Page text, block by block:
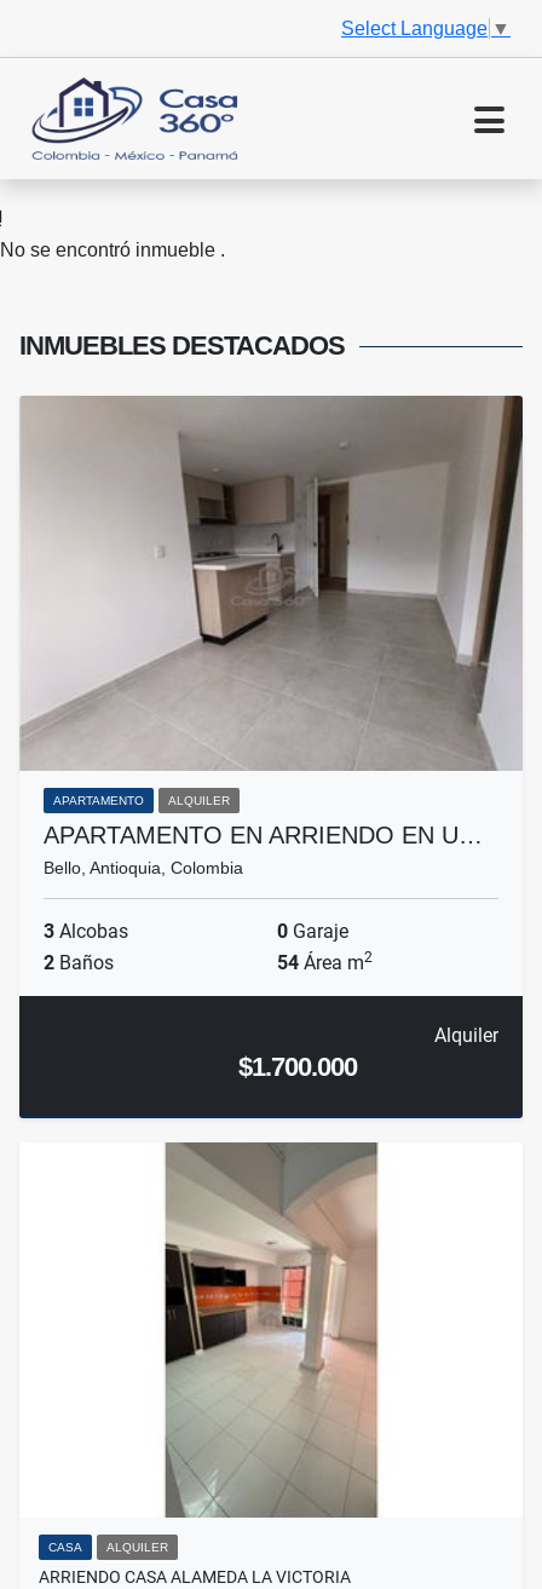
Select Language ▼
No se encontró inmueble .
INMUEBLES DESTACADOS
APARTAMENTO ALQUILER
APARTAMENTO EN ARRIENDO EN U…
Bello, Antioquia, Colombia
3 Alcobas 0 Garaje
2 Baños 54 Área m2
Alquiler
$1.700.000
CASA ALQUILER
ARRIENDO CASA ALAMEDA LA VICTORIA